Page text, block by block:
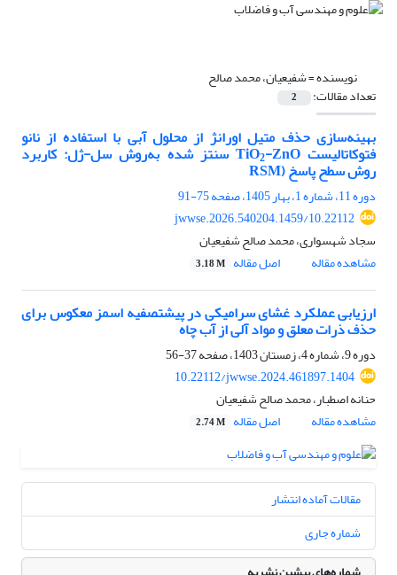
نویسنده =شفیعیان، محمد صالح
تعداد مقالات: 2
بهینهسازی حذف متیل اورانژ از محلول‌ آبی بااستفاده از نانو
فتوکاتالیست TiO2-ZnO سنتز شده بهروش سل-ژل: کاربرد
روش سطح پاسخ(
RSM
دوره 11، شماره 1، بهار 1405، صفحه
75-91
10.22112/jwwse.2026.540204.1459
سجاد شهسواری، محمد صالح شفیعیان
مشاهده مقاله
اصل مقاله 3.18 M
ارزیابی عملکرد غشای سرامیکی در پیش‎تصفیه اسمز معکوس برای
حذف ذرات معلق و مواد آلی از آب چاه
دوره 9، شماره 4، زمستان 1403، صفحه
37-56
10.22112/jwwse.2024.461897.1404
حنانه اصطبار، محمد صالح شفیعیان
مشاهده مقاله
اصل مقاله 2.74 M
مقالات آماده انتشار
شماره جاری